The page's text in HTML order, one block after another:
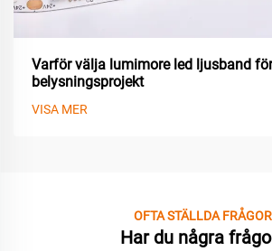
Varför välja lumimore led ljusband
belysningsprojekt
VISA MER
OFTA STÄLLDA FRÅGOR
Har du några